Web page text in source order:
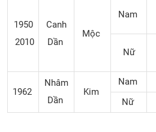
1950
2010
Canh
Dần
Mộc
Nam
Nữ
1962
Nhâm
Dần
Kim
Nam
Nữ